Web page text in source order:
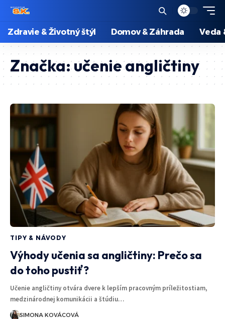
Zdravie & Životný štýl Domov & Záhrada Veda
Značka:učenie angličtiny
TIPY & NÁVODY
Výhody učenia sa angličtiny: Prečo sa
do toho pustiť?
Učenie angličtiny otvára dvere k lepším pracovným príležitostiam,
medzinárodnej komunikácii a štúdiu…
SIMONA KOVÁCOVÁ